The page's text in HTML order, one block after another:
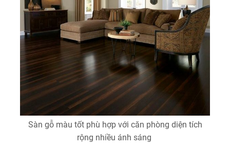
Sàn gỗ màu tốt phù hợp với căn phòng diện tích
rộng nhiều ánh sáng